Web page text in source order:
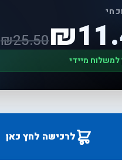
₪
₪25.50
למשלוח מיידי
לרכישה לחץ כאן